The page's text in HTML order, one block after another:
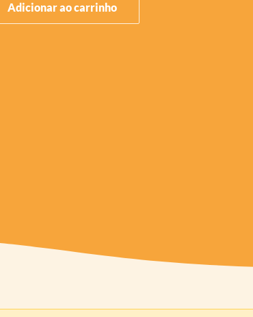
Adicionar ao carrinho